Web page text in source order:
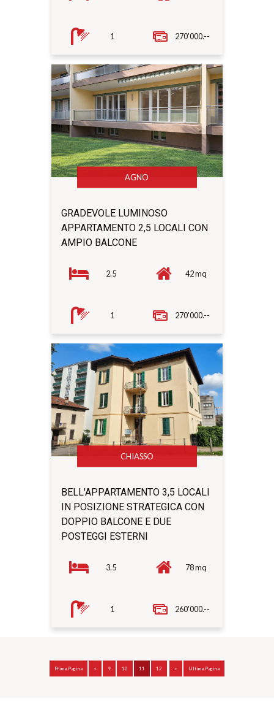
270'000.--
1
AGNO
GRADEVOLE LUMINOSO
APPARTAMENTO 2,5 LOCALI CON
AMPIO BALCONE
270'000.--
2.5 42 mq
1
CHIASSO
BELL'APPARTAMENTO 3,5 LOCALI
IN POSIZIONE STRATEGICA CON
DOPPIO BALCONE E DUE
POSTEGGI ESTERNI
260'000.--
3.5 78 mq
1
Prima Pagina < 9 10 11 12 > Ultima Pagina